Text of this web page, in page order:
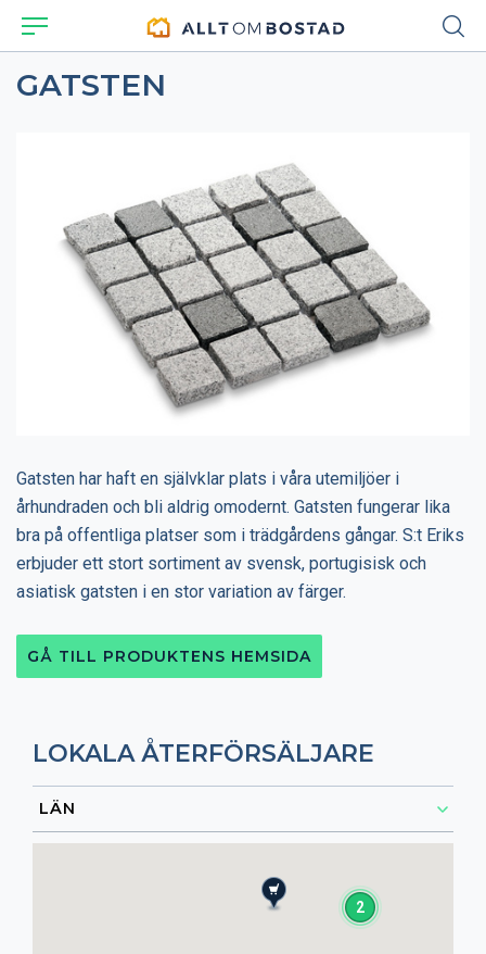
GATSTEN
Gatsten har haft en självklar plats i våra utemiljöer i
århundraden och bli aldrig omodernt. Gatsten fungerar lika
bra på offentliga platser som i trädgårdens gångar. S:t Eriks
erbjuder ett stort sortiment av svensk, portugisisk och
asiatisk gatsten i en stor variation av färger.
GÅ TILL PRODUKTENS HEMSIDA
LOKALA ÅTERFÖRSÄLJARE
2